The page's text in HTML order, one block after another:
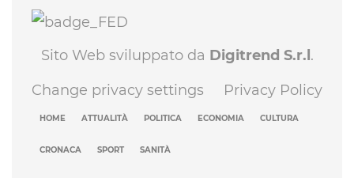
Sito Web sviluppato da Digitrend S.r.l .
Change privacy settings
Privacy Policy
HOME ATTUALITÀ POLITICA ECONOMIA CULTURA
CRONACA SPORT SANITÀ